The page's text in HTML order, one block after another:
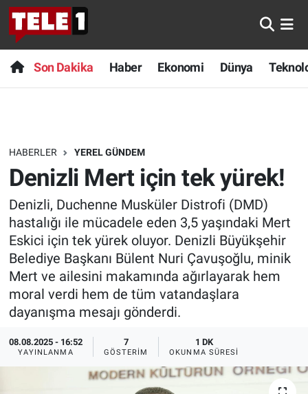
Son Dakika Haber Ekonomi Dünya
HABERLER YEREL GÜNDEM
Denizli Mert için tek yürek!
Denizli, Duchenne Musküler Distrofi (DMD)
hastalığı ile mücadele eden 3,5 yaşındaki Mert
Eskici için tek yürek oluyor. Denizli Büyükşehir
Belediye Başkanı Bülent Nuri Çavuşoğlu, minik
Mert ve ailesini makamında ağırlayarak hem
moral verdi hem de tüm vatandaşlara
dayanışma mesajı gönderdi.
08.08.2025 - 16:52
YAYINLANMA
7
GÖSTERIM
1 DK
OKUNMA SÜRESI
Anında Manşet
Başka Sohbetler
Bilim turu
Bilim ve Teknoloji Evreni
Doğa Konuşuyor
Dünya
Ege Saati
Ege'den Esintiler
Eğitim
Son Dakika
Haber
Dünya
Sağlık
Spor
Yayın Akışı
Nöbetçi Eczaneler
Hava Durumu
Trafik Durumu
Süper Lig Puan Durumu ve Fikstür
Tüm Manşetler
Son Dakika Haberleri
Haber Arşivi